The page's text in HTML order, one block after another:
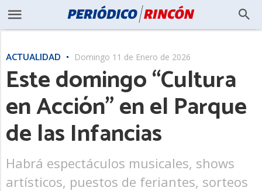
ACTUALIDAD Domingo 11 de Enero de 2026
Este domingo “Cultura
en Acción” en el Parque
de las Infancias
Habrá espectáculos musicales, shows
artísticos, puestos de feriantes, sorteos